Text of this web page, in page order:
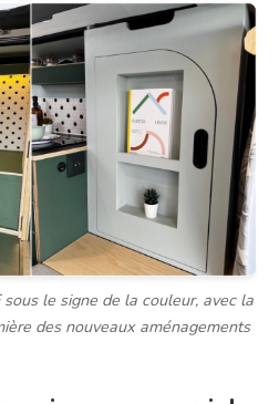
le signe de la couleur, avec la
des nouveaux aménagements